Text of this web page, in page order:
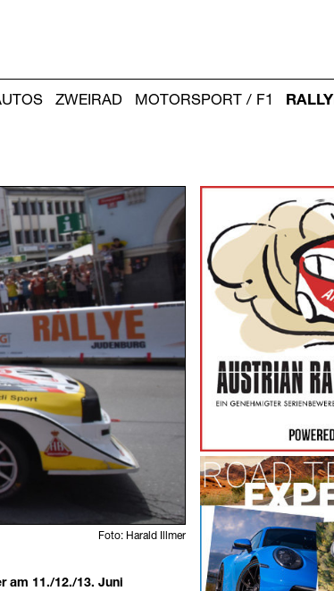
ZWEIRAD MOTORSPORT / F1
Foto: Harald Illmer
am 11./12./13. Juni
Weitere